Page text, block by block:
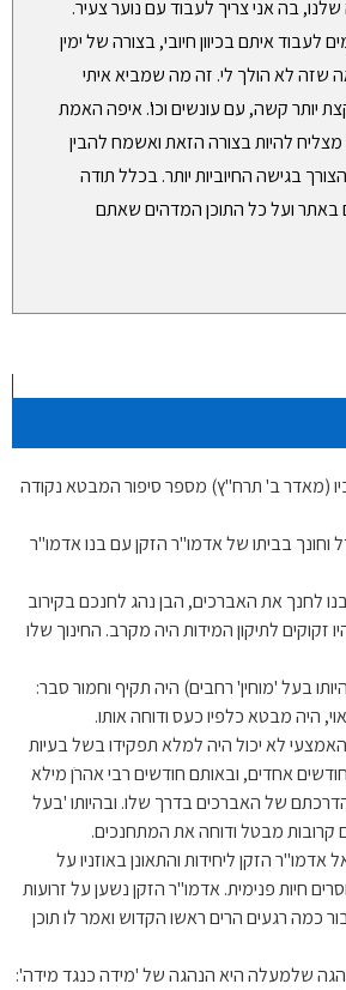
בה אני צריך לעבוד עם נוער צעיר.
איתם בכיוון חיובי, בצורה של ימין
שזה לא הולך לי. זה מה שמביא איתי
יותר קשה, עם עונשים וכו'. איפה האמת
מצליח להיות בצורה הזאת ואשמח להבין
בגישה החיוביות יותר. בכלל תודה
באתר ועל כל התוכן המדהים שאתם
(מאדר ב' תרח"ץ) מספר סיפור המבטא נקודה
בביתו של אדמו"ר הזקן עם בנו אדמו"ר
לחנך את האברכים, הבן נהג לחנכם בקירוב
זקוקים לתיקון המידות היה מקרב. החינוך שלו
בעל 'מוחין' רחבים) היה תקיף וחמור סבר:
היה מבטא כלפיו כעס ודוחה אותו.
לא יכול היה למלא תפקידו בשל בעיות
אחדים, ובאותם חודשים רבי אהרֹן מילא
של האברכים בדרך שלו. ובהיותו 'בעל
קרובות מבטל ודוחה את המתחנכים.
הזקן ליחידות והתאונן באוזניו על
חיות פנימית. אדמו"ר הזקן נשען על זרועות
כמה רגעים הרים ראשו הקדוש ואמר לו תוכן
שלמעלה היא הנהגה של 'מידה כנגד מידה':